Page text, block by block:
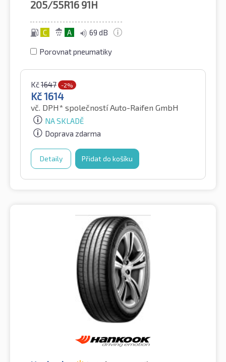
205/55R16 91H
C A 69 dB
Porovnat pneumatiky
Kč1647 -2%
Kč1614
vč. DPH* společností Auto-Raifen GmbH
NA SKLADĚ
Doprava zdarma
Detaily Přidat do košíku